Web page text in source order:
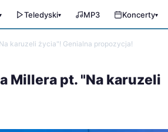
Teledyski▾ MP3 Koncerty▾
karuzeli życia"! Genialna propozycja!
Millera pt. "Na karuzeli